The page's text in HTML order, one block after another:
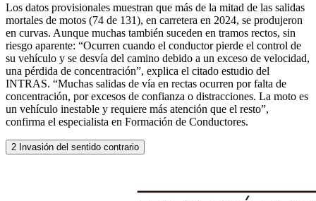
Los datos provisionales muestran que más de la mitad de las salidas
mortales de motos (74 de 131), en carretera en 2024, se produjeron
en curvas. Aunque muchas también suceden en tramos rectos, sin
riesgo aparente: “Ocurren cuando el conductor pierde el control de
su vehículo y se desvía del camino debido a un exceso de velocidad,
una pérdida de concentración”, explica el citado estudio del
INTRAS. “Muchas salidas de vía en rectas ocurren por falta de
concentración, por excesos de confianza o distracciones. La moto es
un vehículo inestable y requiere más atención que el resto”,
confirma el especialista en Formación de Conductores.
2 Invasión del sentido contrario